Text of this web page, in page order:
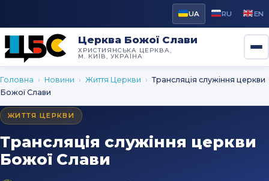
UA RU EN
Церква Божої Слави
ХРИСТИЯНСЬКА ЦЕРКВА,
М. КИЇВ, УКРАЇНА
Головна › Новини › Життя Церкви › Трансляція служіння церкви
Божої Слави
ЖИТТЯ ЦЕРКВИ
Трансляція служіння церкви
Божої Слави